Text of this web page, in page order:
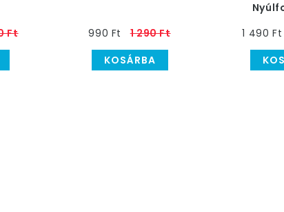
Ft
990 Ft
1 290 Ft
KOSÁRBA
1 490 Ft